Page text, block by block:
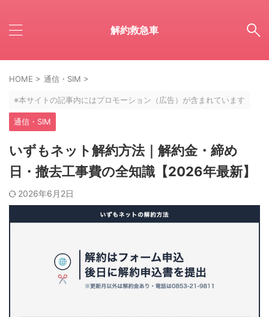
解約救急車
HOME > 通信・SIM >
※本サイトの記事内にはプロモーション（広告）が含まれています
通信・SIM
いずもネット解約方法｜解約金・締め
日・撤去工事費の全知識【2026年最新】
2026年6月2日